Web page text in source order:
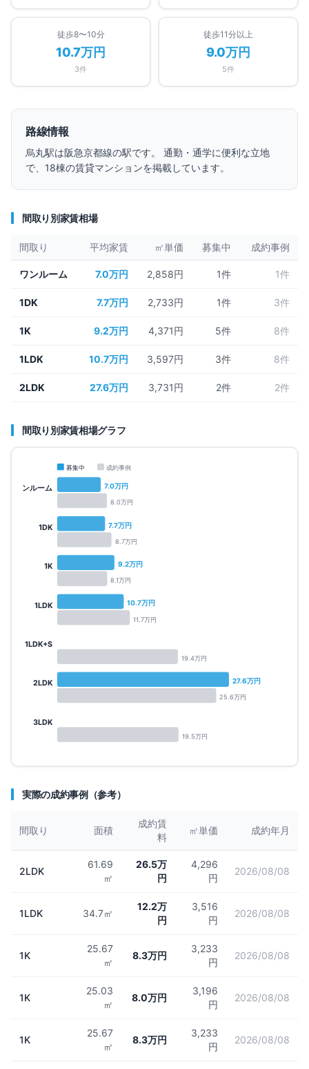
徒歩8〜10分
10.7万円
3件
徒歩11分以上
9.0万円
5件
路線情報
烏丸駅は阪急京都線の駅です。 通勤・通学に便利な立地
で、 18棟の賃貸マンションを掲載しています。
間取り別家賃相場
間取り 平均家賃 ㎡単価 募集中 成約事例
ワンルーム 7.0万円 2,858円 1件 1件
1DK 7.7万円 2,733円 1件 3件
1K 9.2万円 4,371円 5件 8件
1LDK 10.7万円 3,597円 3件 8件
2LDK 27.6万円 3,731円 2件 2件
間取り別家賃相場グラフ
募集中 成約事例
ワンルーム 7.0万円
8.0万円
1DK 7.7万円
8.7万円
1K 9.2万円
8.1万円
1LDK 10.7万円
11.7万円
1LDK+S
19.4万円
2LDK 27.6万円
25.6万円
3LDK
19.5万円
実際の成約事例（参考）
間取り 面積
成約賃
料
㎡単価 成約年月
2LDK
61.69
㎡
26.5万
円
4,296
円
2026/08/08
1LDK 34.7㎡
12.2万
円
3,516
円
2026/08/08
1K
25.67
㎡
8.3万円
3,233
円
2026/08/08
1K
25.03
㎡
8.0万円
3,196
円
2026/08/08
1K
25.67
㎡
8.3万円
3,233
円
2026/08/08